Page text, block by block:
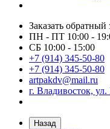
Заказать обратный
ПН - ПТ 10:00 -
СБ 10:00 - 15:00
+7 (914) 345-50-80
+7 (914) 345-50-80
artpakdv@mail.ru
г. Владивосток,
Назад